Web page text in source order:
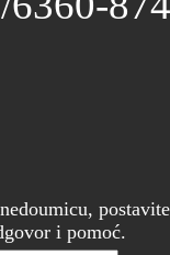
postavite
i pomoć.